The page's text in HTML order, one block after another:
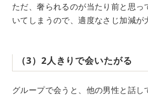
ただ、奢られるのが当たり前と思っ
いてしまうので、適度なさじ加減が
（3）2人きりで会いたがる
グループで会うと、他の男性と話し